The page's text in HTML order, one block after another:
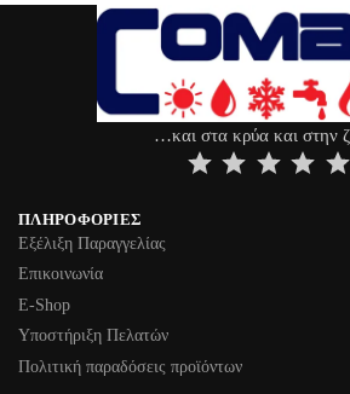
…και στα κρύα και στην
ΠΛΗΡΟΦΟΡΊΕΣ
Εξέλιξη Παραγγελίας
Επικοινωνία
Ε-Shop
Υποστήριξη Πελατών
Πολιτική παραδόσεις προϊόντων